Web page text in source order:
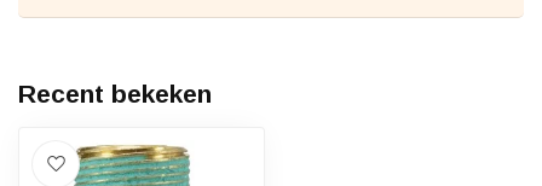
Recent bekeken